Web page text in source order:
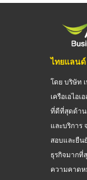
ไทยแลนด์
โดย บริษัท
เครือเอไอ
ที่ดีที่สุดด้าน
และบริการ
สอบและยืน
ธุรกิจมากที่
ความคาด